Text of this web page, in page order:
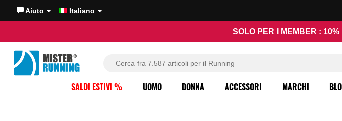
Aiuto Italiano
SOLO PER I MEMBER :
SALDI ESTIVI % UOMO DONNA ACCESSORI MARCHI